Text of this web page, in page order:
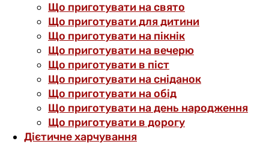
Що приготувати на свято
Що приготувати для дитини
Що приготувати на пікнік
Що приготувати на вечерю
Що приготувати в піст
Що приготувати на сніданок
Що приготувати на обід
Що приготувати на день народження
Що приготувати в дорогу
Дієтичне харчування